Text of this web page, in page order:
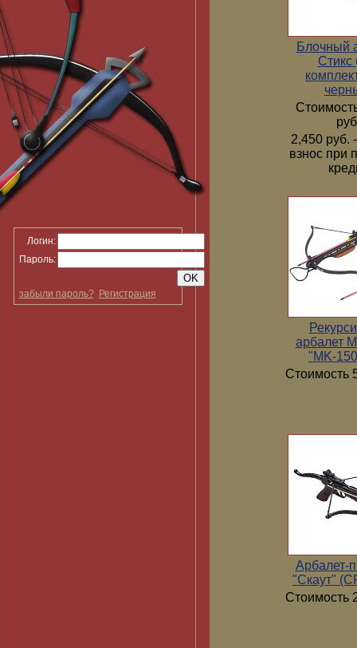
Логин:
Пароль:
забыли пароль? Регистрация
Блочный
Стикс
2,450 руб.
взнос при
арбалет
"MK-
Стоимость
Арбалет-
"Скаут"
Стоимость